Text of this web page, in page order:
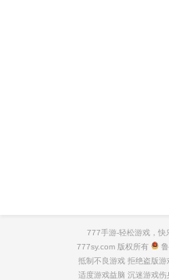
777手游-轻松游戏，快
777sy.com 版权所有
抵制不良游戏 拒绝盗版
适度游戏益脑 沉迷游戏